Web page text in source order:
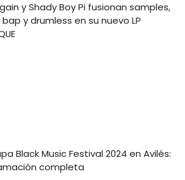
y Shady Boy Pi fusionan samples,
y drumless en su nuevo LP
Black Music Festival 2024 en Avilés:
completa